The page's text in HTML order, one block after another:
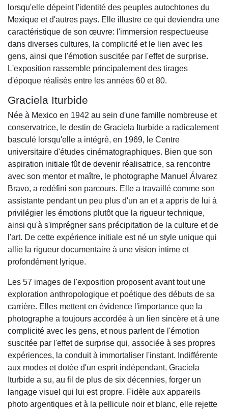
lorsqu'elle dépeint l'identité des peuples autochtones du
Mexique et d'autres pays. Elle illustre ce qui deviendra une
caractéristique de son œuvre: l'immersion respectueuse
dans diverses cultures, la complicité et le lien avec les
gens, ainsi que l'émotion suscitée par l'effet de surprise.
L'exposition rassemble principalement des tirages
d'époque réalisés entre les années 60 et 80.
Graciela Iturbide
Née à Mexico en 1942 au sein d'une famille nombreuse et
conservatrice, le destin de Graciela Iturbide a radicalement
basculé lorsqu'elle a intégré, en 1969, le Centre
universitaire d'études cinématographiques. Bien que son
aspiration initiale fût de devenir réalisatrice, sa rencontre
avec son mentor et maître, le photographe Manuel Álvarez
Bravo, a redéfini son parcours. Elle a travaillé comme son
assistante pendant un peu plus d'un an et a appris de lui à
privilégier les émotions plutôt que la rigueur technique,
ainsi qu'à s'imprégner sans précipitation de la culture et de
l'art. De cette expérience initiale est né un style unique qui
allie la rigueur documentaire à une vision intime et
profondément lyrique.
Les 57 images de l'exposition proposent avant tout une
exploration anthropologique et poétique des débuts de sa
carrière. Elles mettent en évidence l'importance que la
photographe a toujours accordée à un lien sincère et à une
complicité avec les gens, et nous parlent de l'émotion
suscitée par l'effet de surprise qui, associée à ses propres
expériences, la conduit à immortaliser l'instant. Indifférente
aux modes et dotée d'un esprit indépendant, Graciela
Iturbide a su, au fil de plus de six décennies, forger un
langage visuel qui lui est propre. Fidèle aux appareils
photo argentiques et à la pellicule noir et blanc, elle rejette